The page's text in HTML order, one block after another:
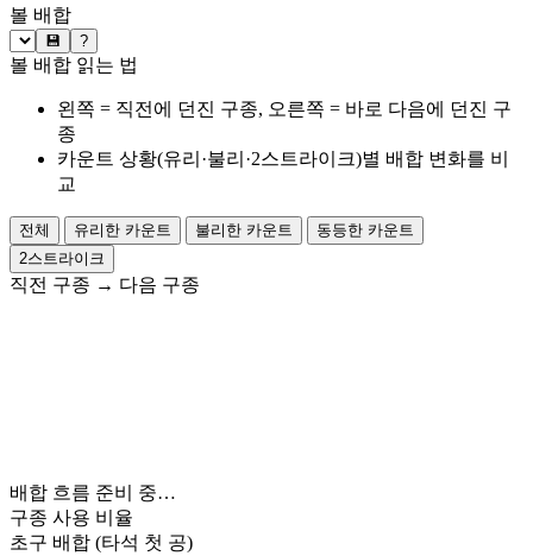
볼 배합
💾 ?
볼 배합 읽는 법
왼쪽 = 직전에 던진 구종, 오른쪽 = 바로 다음에 던진 구
종
카운트 상황(유리·불리·2스트라이크)별 배합 변화를 비
교
전체 유리한 카운트 불리한 카운트
동등한 카운트
2스트라이크
직전 구종 → 다음 구종
배합 흐름 준비 중…
구종 사용 비율
초구 배합 (타석 첫 공)